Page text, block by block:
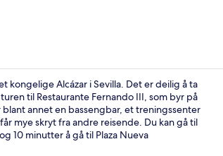
Dobbeltrom
kongelige Alcázar i Sevilla. Det er deilig å ta
til Restaurante Fernando III, som byr på
annet en bassengbar, et treningssenter
mye skryt fra andre reisende. Du kan gå til
10 minutter å gå til Plaza Nueva